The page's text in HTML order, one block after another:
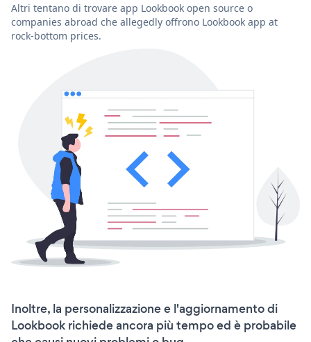
Altri tentano di trovare app Lookbook open source o
companies abroad che allegedly offrono Lookbook app at
rock-bottom prices.
Inoltre, la personalizzazione e l'aggiornamento di
Lookbook richiede ancora più tempo ed è probabile